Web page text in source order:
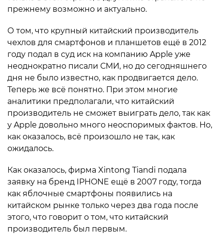
прежнему возможно и актуально.
О том, что крупный китайский производитель
чехлов для смартфонов и планшетов ещё в 2012
году подал в суд иск на компанию Apple уже
неоднократно писали СМИ, но до сегодняшнего
дня не было известно, как продвигается дело.
Теперь же всё понятно. При этом многие
аналитики предполагали, что китайский
производитель не сможет выиграть дело, так как
у Apple довольно много неоспоримых фактов. Но,
как оказалось, всё произошло не так, как
ожидалось.
Как оказалось, фирма Xintong Tiandi подала
заявку на бренд IPHONE ещё в 2007 году, тогда
как яблочные смартфоны появились на
китайском рынке только через два года после
этого, что говорит о том, что китайский
производитель был первым.